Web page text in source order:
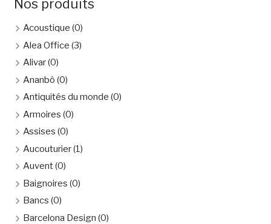
Nos produits
Acoustique (0)
Alea Office (3)
Alivar(0)
Ananbô (0)
Antiquités du monde (0)
Armoires (0)
Assises (0)
Aucouturier(1)
Auvent(0)
Baignoires (0)
Bancs (0)
Barcelona Design (0)